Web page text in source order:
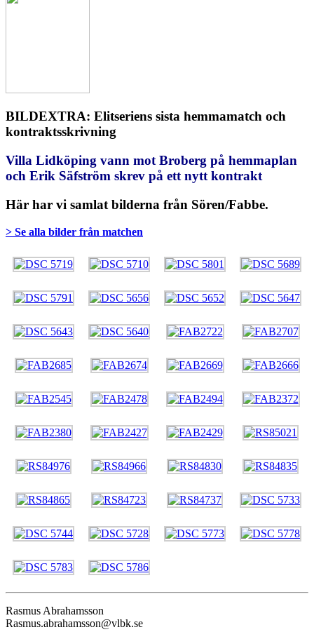
BILDEXTRA: Elitseriens sista hemmamatch och
kontraktsskrivning
Villa Lidköping vann mot Broberg på hemmaplan
och Erik Säfström skrev på ett nytt kontrakt
Här har vi samlat bilderna från Sören/Fabbe.
> Se alla bilder från matchen
Rasmus Abrahamsson
Rasmus.abrahamsson@vlbk.se